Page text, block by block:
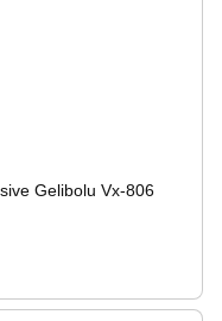
Gelibolu Vx-806